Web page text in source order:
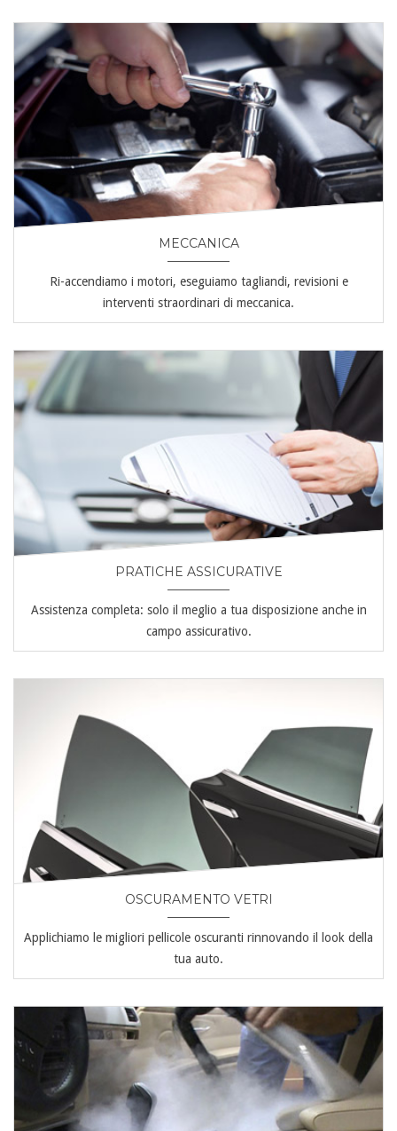
MECCANICA
Ri-accendiamo i motori, eseguiamo tagliandi, revisioni e
interventi straordinari di meccanica.
PRATICHE ASSICURATIVE
Assistenza completa: solo il meglio a tua disposizione anche in
campo assicurativo.
OSCURAMENTO VETRI
Applichiamo le migliori pellicole oscuranti rinnovando il look della
tua auto.